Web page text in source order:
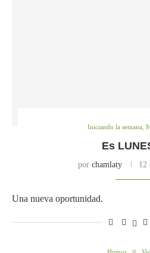
Iniciando la semana,
Es
por chamlaty 12
Una nueva oportunidad.